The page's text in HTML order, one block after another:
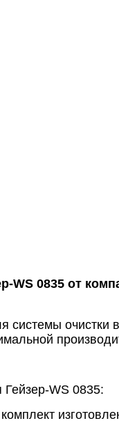
WS 0835 от
системы
Гейзер-WS 0835: